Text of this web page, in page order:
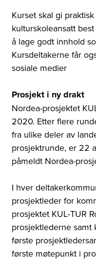
Kurset skal gi
kulturskoleansatt
å lage godt innhold
Kursdeltakerne får
sosiale medier
Prosjekt i ny drakt
Nordea-prosjektet
2020. Etter flere
fra ulike deler av
prosjektrunde, er 22
påmeldt Nordea-
I hver
prosjektleder for
prosjektet KUL-TUR
prosjektlederne samt
første
første møtepunkt i